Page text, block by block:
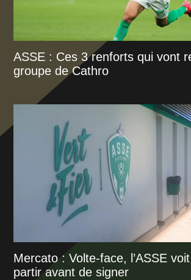
ASSE : Ces 3 renforts qui vont
groupe de Cathro
Mercato : Volte-face, l’ASSE
partir avant de signer